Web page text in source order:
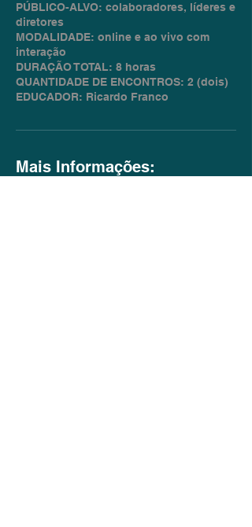
PÚBLICO-ALVO: colaboradores, líderes e
diretores
MODALIDADE: online e ao vivo com
interação
DURAÇÃO TOTAL: 8 horas
QUANTIDADE DE ENCONTROS: 2 (dois)
EDUCADOR: Ricardo Franco
Mais Informações: